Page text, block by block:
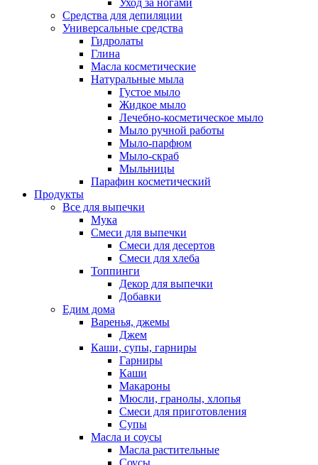
Уход за ногами
Средства для депиляции
Универсальные средства
Гидролаты
Глина
Масла косметические
Натуральные мыла
Густое мыло
Жидкое мыло
Лечебно-косметическое мыло
Мыло ручной работы
Мыло-парфюм
Мыло-скраб
Мыльницы
Парафин косметический
Продукты
Все для выпечки
Мука
Смеси для выпечки
Смеси для десертов
Смеси для хлеба
Топпинги
Декор для выпечки
Добавки
Едим дома
Варенья, джемы
Джем
Каши, супы, гарниры
Гарниры
Каши
Макароны
Мюсли, гранолы, хлопья
Смеси для приготовления
Супы
Масла и соусы
Масла растительные
Соусы